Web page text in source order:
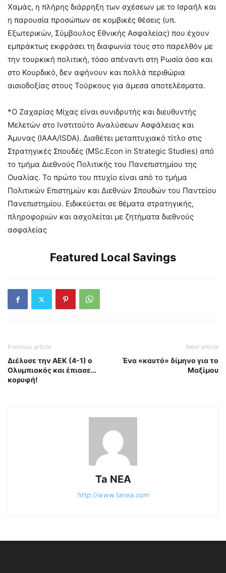
Χαμάς, η πλήρης διάρρηξη των σχέσεων με το Ισραήλ και
η παρουσία προσώπων σε κομβικές θέσεις (υπ.
Εξωτερικών, Σύμβουλος Εθνικής Ασφαλείας) που έχουν
εμπράκτως εκφράσει τη διαφωνία τους στο παρελθόν με
την τουρκική πολιτική, τόσο απέναντι στη Ρωσία όσο και
στο Κουρδικό, δεν αφήνουν και πολλά περιθώρια
αισιοδοξίας στους Τούρκους για άμεσα αποτελέσματα.
*Ο Ζαχαρίας Μίχας είναι συνιδρυτής και διευθυντής
Μελετών στο Ινστιτούτο Αναλύσεων Ασφάλειας και
Άμυνας (ΙΑΑΑ/ISDA). Διαθέτει μεταπτυχιακό τίτλο στις
Στρατηγικές Σπουδές (MSc.Econ in Strategic Studies) από
το τμήμα Διεθνούς Πολιτικής του Πανεπιστημίου της
Ουαλίας. Το πρώτο του πτυχίο είναι από το τμήμα
Πολιτικών Επιστημών και Διεθνών Σπουδών του Παντείου
Πανεπιστημίου. Ειδικεύεται σε θέματα στρατηγικής,
πληροφοριών και ασχολείται με ζητήματα διεθνούς
ασφαλείας
Featured Local Savings
Previous article
Διέλυσε την ΑΕΚ (4-1) ο
Ολυμπιακός και έπιασε…
κορυφή!
Next article
Ένα «καυτό» δίμηνο για το
Μαξίμου
Ta NEA
http://www.tanea.com